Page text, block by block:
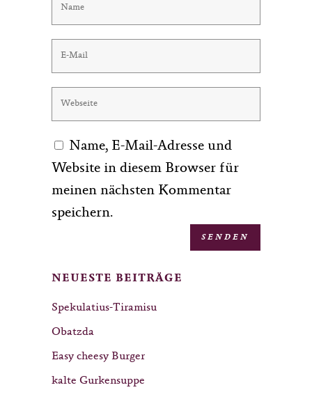
Name, E-Mail-Adresse und
Website in diesem Browser für
meinen nächsten Kommentar
speichern.
NEUESTE BEITRÄGE
Spekulatius-Tiramisu
Obatzda
Easy cheesy Burger
kalte Gurkensuppe